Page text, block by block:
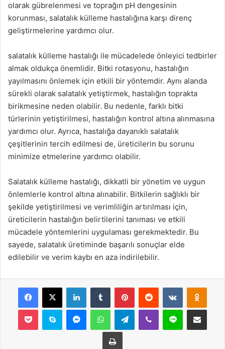
olarak gübrelenmesi ve toprağın pH dengesinin
korunması, salatalık külleme hastalığına karşı direnç
geliştirmelerine yardımcı olur.
salatalık külleme hastalığı ile mücadelede önleyici tedbirler
almak oldukça önemlidir. Bitki rotasyonu, hastalığın
yayılmasını önlemek için etkili bir yöntemdir. Aynı alanda
sürekli olarak salatalık yetiştirmek, hastalığın toprakta
birikmesine neden olabilir. Bu nedenle, farklı bitki
türlerinin yetiştirilmesi, hastalığın kontrol altına alınmasına
yardımcı olur. Ayrıca, hastalığa dayanıklı salatalık
çeşitlerinin tercih edilmesi de, üreticilerin bu sorunu
minimize etmelerine yardımcı olabilir.
Salatalık külleme hastalığı, dikkatli bir yönetim ve uygun
önlemlerle kontrol altına alınabilir. Bitkilerin sağlıklı bir
şekilde yetiştirilmesi ve verimliliğin artırılması için,
üreticilerin hastalığın belirtilerini tanıması ve etkili
mücadele yöntemlerini uygulaması gerekmektedir. Bu
sayede, salatalık üretiminde başarılı sonuçlar elde
edilebilir ve verim kaybı en aza indirilebilir.
Facebook
X LinkedInTumblr PinterestReddit VKontakte
Pocket Skype MessengerWhatsAppTelegramViber Line E-Posta ile
Yazdır